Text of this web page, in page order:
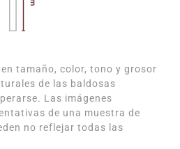
tamaño, color, tono y grosor
de las baldosas
Las imágenes
de una muestra de
no reflejar todas las